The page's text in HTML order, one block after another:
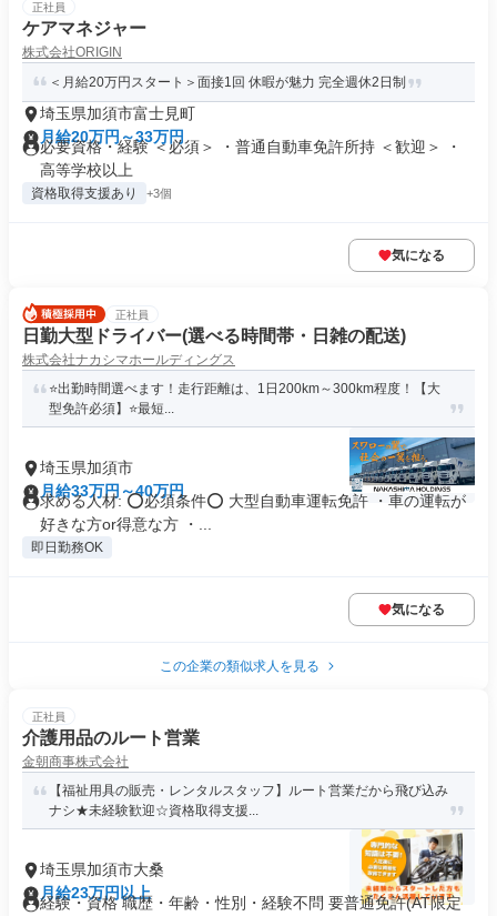
正社員
ケアマネジャー
株式会社ORIGIN
＜月給20万円スタート＞面接1回 休暇が魅力 完全週休2日制
埼玉県加須市富士見町
月給20万円～33万円
必要資格・経験 ＜必須＞ ・普通自動車免許所持 ＜歓迎＞ ・
高等学校以上
資格取得支援あり +3個
気になる
正社員
日勤大型ドライバー(選べる時間帯・日雑の配送)
株式会社ナカシマホールディングス
⭐️出勤時間選べます！走行距離は、1日200km～300km程度！【大
型免許必須】⭐️最短...
埼玉県加須市
月給33万円～40万円
求める人材: ⭕必須条件⭕ 大型自動車運転免許 ・車の運転が
好きな方or得意な方 ・...
即日勤務OK
気になる
この企業の類似求人を見る
正社員
介護用品のルート営業
金朝商事株式会社
【福祉用具の販売・レンタルスタッフ】ルート営業だから飛び込み
ナシ★未経験歓迎☆資格取得支援...
埼玉県加須市大桑
月給23万円以上
経験・資格 職歴・年齢・性別・経験不問 要普通免許(AT限定